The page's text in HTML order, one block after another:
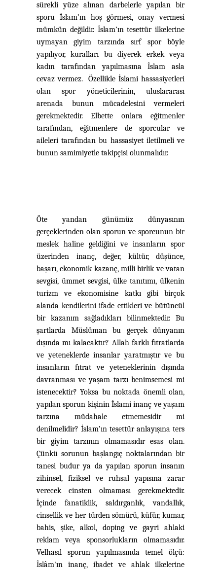
sürekli yüze alınan darbelerle yapılan bir
sporu İslam’ın hoş görmesi, onay vermesi
mümkün değildir. İslam’ın tesettür ilkelerine
uymayan giyim tarzında sırf spor böyle
yapılıyor, kuralları bu diyerek erkek veya
kadın tarafından yapılmasına İslam asla
cevaz vermez. Özellikle İslami hassasiyetleri
olan spor yöneticilerinin, uluslararası
arenada bunun mücadelesini vermeleri
gerekmektedir. Elbette onlara eğitmenler
tarafından, eğitmenlere de sporcular ve
aileleri tarafından bu hassasiyet iletilmeli ve
bunun samimiyetle takipçisi olunmalıdır.
Öte yandan günümüz dünyasının
gerçeklerinden olan sporun ve sporcunun bir
meslek haline geldiğini ve insanların spor
üzerinden inanç, değer, kültür, düşünce,
başarı, ekonomik kazanç, milli birlik ve vatan
sevgisi, ümmet sevgisi, ülke tanıtımı, ülkenin
turizm ve ekonomisine katkı gibi birçok
alanda kendilerini ifade ettikleri ve bütüncül
bir kazanım sağladıkları bilinmektedir. Bu
şartlarda Müslüman bu gerçek dünyanın
dışında mı kalacaktır? Allah farklı fıtratlarda
ve yeteneklerde insanlar yaratmıştır ve bu
insanların fıtrat ve yeteneklerinin dışında
davranması ve yaşam tarzı benimsemesi mi
istenecektir? Yoksa bu noktada önemli olan,
yapılan sporun kişinin İslami inanç ve yaşam
tarzına müdahale etmemesidir mi
denilmelidir? İslam’ın tesettür anlayışına ters
bir giyim tarzının olmamasıdır esas olan.
Çünkü sorunun başlangıç noktalarından bir
tanesi budur ya da yapılan sporun insanın
zihinsel, fiziksel ve ruhsal yapısına zarar
verecek cinsten olmaması gerekmektedir.
İçinde fanatiklik, saldırganlık, vandallık,
cinsellik ve her türden sömürü, küfür, kumar,
bahis, şike, alkol, doping ve gayri ahlaki
reklam veya sponsorlukların olmamasıdır.
Velhasıl sporun yapılmasında temel ölçü:
İslâm'ın inanç, ibadet ve ahlak ilkelerine